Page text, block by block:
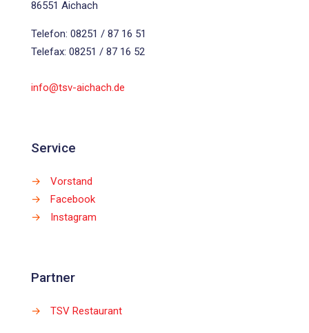
86551 Aichach
Telefon: 08251 / 87 16 51
Telefax: 08251 / 87 16 52
info@tsv-aichach.de
Service
→
Vorstand
→
Facebook
→
Instagram
Partner
→ TSV Restaurant